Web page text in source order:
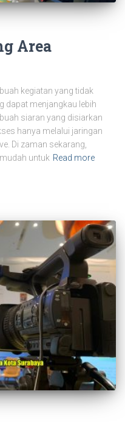
Area
kegiatan yang tidak
dapat menjangkau lebih
siaran yang disiarkan
hanya melalui jaringan
Di zaman sekarang,
untuk Read more